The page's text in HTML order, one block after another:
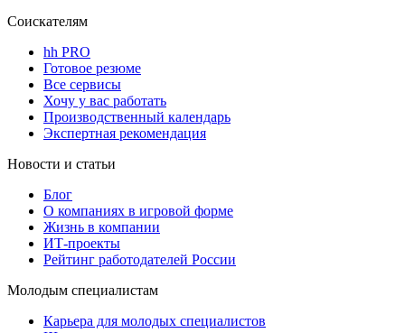
Соискателям
hh PRO
Готовое резюме
Все сервисы
Хочу у вас работать
Производственный календарь
Экспертная рекомендация
Новости и статьи
Блог
О компаниях в игровой форме
Жизнь в компании
ИТ-проекты
Рейтинг работодателей России
Молодым специалистам
Карьера для молодых специалистов